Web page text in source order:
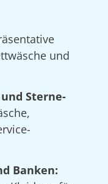
und
Sterne-
Banken: